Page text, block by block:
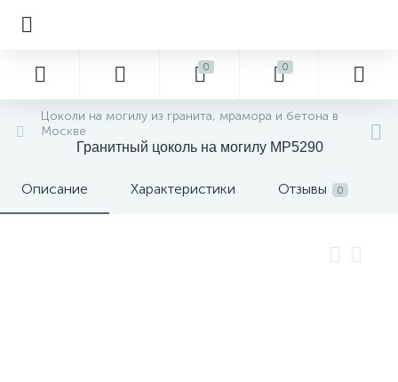
0 0
Цоколи на могилу из гранита, мрамора и бетона в
Москве
Гранитный цоколь на могилу MP5290
Описание Характеристики Отзывы 0